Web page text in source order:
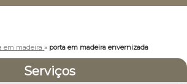
em madeira» porta em madeira envernizada
Serviços